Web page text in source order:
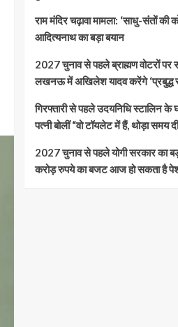
राम मंदिर चढ़ावा मामला: ‘साधु-संतों की
आदित्यनाथ का बड़ा बयान
2027 चुनाव से पहले ब्राह्मण वोटरों
लखनऊ में अखिलेश यादव करेंगे ‘प्रबुद्ध
गिरफ्तारी से पहले उदयनिधि स्टालिन के
पत्नी बोलीं “वो टॉयलेट में हैं, थोड़ा समय
2027 चुनाव से पहले योगी सरकार का
करोड़ रुपये का बजट आज हो सकता है